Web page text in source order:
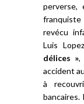
perverse,
franquiste
revécu
Luis
délices »,
accident
à